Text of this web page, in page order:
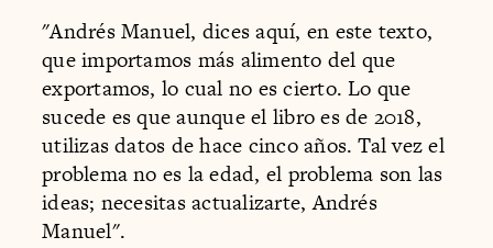
"Andrés Manuel, dices aquí, en este texto,
que importamos más alimento del que
exportamos, lo cual no es cierto. Lo que
sucede es que aunque el libro es de 2018,
utilizas datos de hace cinco años. Tal vez el
problema no es la edad, el problema son las
ideas; necesitas actualizarte, Andrés
Manuel".